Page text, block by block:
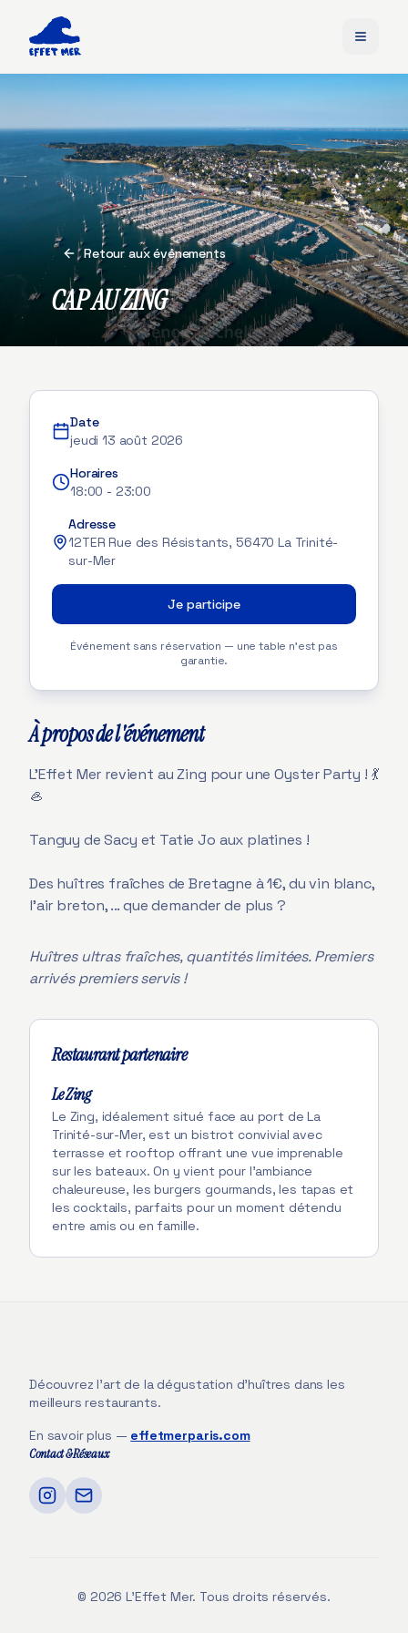
Retour aux événements
CAP AU ZING
À propos de l'événement
L'Effet Mer revient au Zing pour une Oyster Party ! 💃
🦪
Tanguy de Sacy et Tatie Jo aux platines !
Des huîtres fraîches de Bretagne à 1€, du vin blanc,
l'air breton, ... que demander de plus ?
Huîtres ultras fraîches, quantités limitées. Premiers
arrivés premiers servis !
Restaurant partenaire
Le Zing
Le Zing, idéalement situé face au port de La
Trinité-sur-Mer, est un bistrot convivial avec
terrasse et rooftop offrant une vue imprenable
sur les bateaux. On y vient pour l’ambiance
chaleureuse, les burgers gourmands, les tapas et
les cocktails, parfaits pour un moment détendu
entre amis ou en famille.
Date
jeudi 13 août 2026
Horaires
18:00 - 23:00
Adresse
12TER Rue des Résistants, 56470 La Trinité-
sur-Mer
Je participe
Événement sans réservation — une table n'est pas
garantie.
Découvrez l'art de la dégustation d'huîtres dans les
meilleurs restaurants.
En savoir plus — effetmerparis.com
Contact & Réseaux
© 2026 L'Effet Mer. Tous droits réservés.